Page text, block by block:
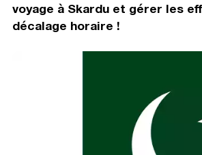
voyage à Skardu et gérer les
décalage horaire !